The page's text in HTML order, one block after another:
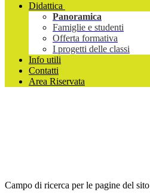
Didattica
Panoramica
Famiglie e studenti
Offerta formativa
I progetti delle classi
Info utili
Contatti
Area Riservata
Campo di ricerca per le pagine del sito